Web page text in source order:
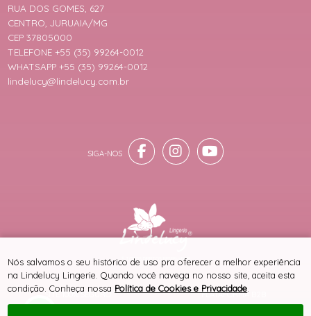
SITE 100% SEGURO PLATAFORMA B2B
RUA DOS GOMES, 627
CENTRO, JURUAIA/MG
CEP 37805000
TELEFONE +55 (35) 99264-0012
WHATSAPP +55 (35) 99264-0012
lindelucy@lindelucy.com.br
® TODOS DIREITOS RESERVADOS
Nós salvamos o seu histórico de uso pra oferecer a melhor experiência
na Lindelucy Lingerie. Quando você navega no nosso site, aceita esta
condição. Conheça nossa Política de Cookies e Privacidade